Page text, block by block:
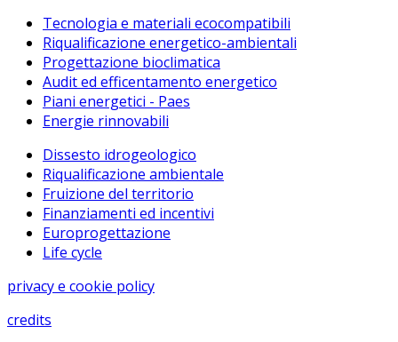
Tecnologia e materiali ecocompatibili
Riqualificazione energetico-ambientali
Progettazione bioclimatica
Audit ed efficentamento energetico
Piani energetici - Paes
Energie rinnovabili
Dissesto idrogeologico
Riqualificazione ambientale
Fruizione del territorio
Finanziamenti ed incentivi
Europrogettazione
Life cycle
privacy e cookie policy
credits